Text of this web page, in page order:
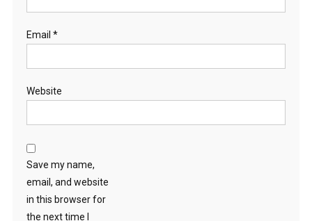
Email *
Website
Save my name,
email, and website
in this browser for
the next time I